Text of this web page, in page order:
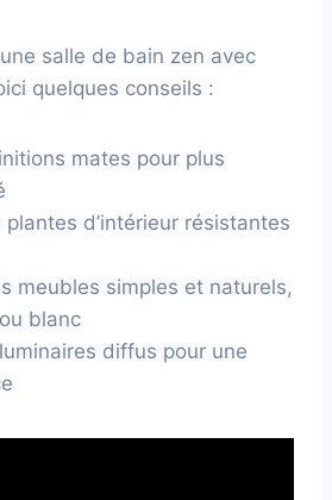
salle de bain zen avec
quelques conseils :
mates pour plus
d’intérieur résistantes
meubles simples et naturels,
blanc
diffus pour une